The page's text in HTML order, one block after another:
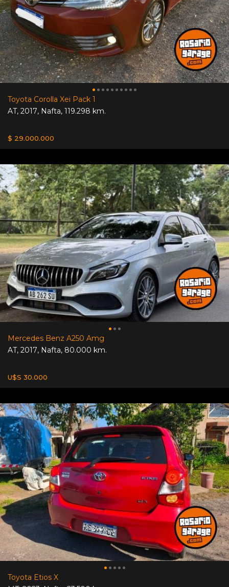
Toyota Corolla Xei Pack 1
AT, 2017, Nafta, 119.298 km.
$ 29.000.000
Mercedes Benz A250 Amg
AT, 2017, Nafta, 80.000 km.
U$S 30.000
Toyota Etios X